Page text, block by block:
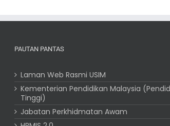
PAUTAN PANTAS
Laman Web Rasmi USIM
Kementerian Pendidikan Malaysia
Tinggi)
Jabatan Perkhidmatan Awam